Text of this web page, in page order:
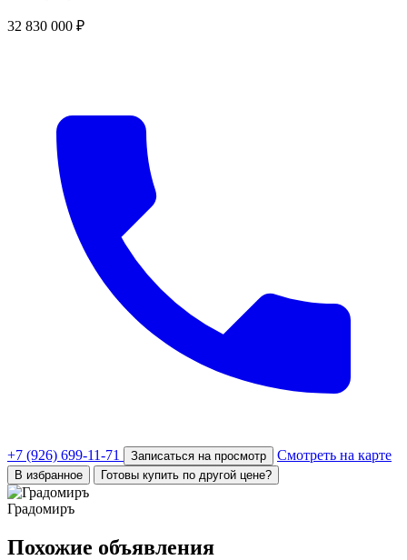
32 830 000 ₽
+7 (926) 699-11-71 Записаться на просмотр Смотреть на карте
В избранное Готовы купить по другой цене?
Градомиръ
Похожие объявления